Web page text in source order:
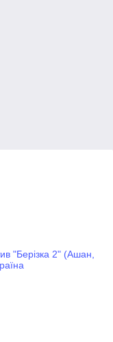
"Берізка 2" (Ашан,